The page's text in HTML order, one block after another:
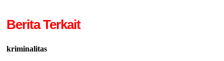
Berita Terkait
kriminalitas